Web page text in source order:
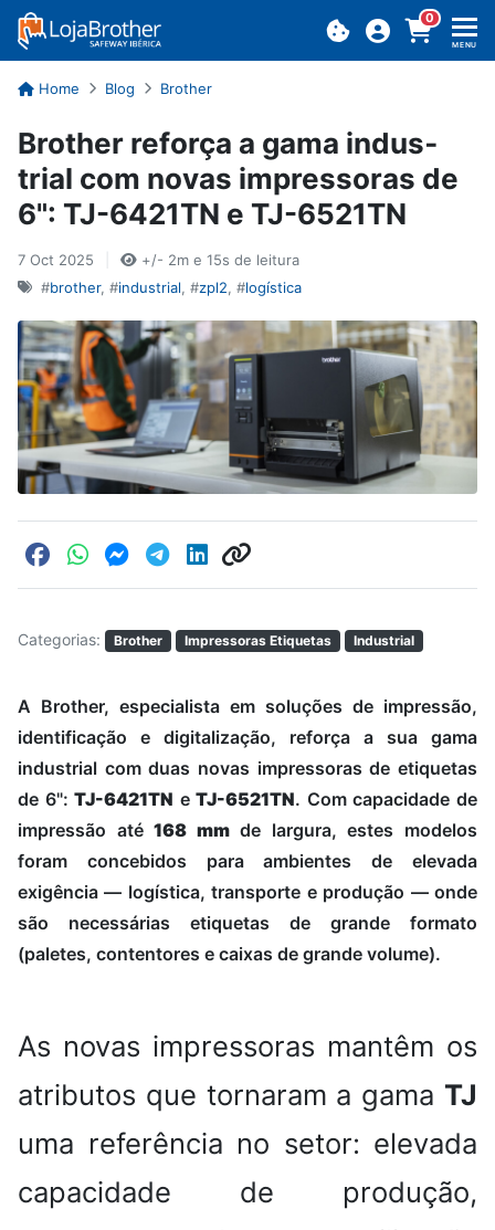
0
MENU
Home Blog Brother
Brother re­força a gama in­dus­
trial com novas im­pres­soras de
6": TJ-6421TN e TJ-6521TN
7 Oct 2025
+/- 2m e 15s de leitura
#brother, #industrial, #zpl2, #logística
Categorias: Brother Impressoras Etiquetas Industrial
A Brother, especialista em soluções de impressão,
identificação e digitalização, reforça a sua gama
industrial com duas novas impressoras de etiquetas
de 6":TJ-6421TN eTJ-6521TN. Com capacidade de
impressão até168 mmde largura, estes modelos
foram concebidos para ambientes de elevada
exigência — logística, transporte e produção — onde
são necessárias etiquetas de grande formato
(paletes, contentores e caixas de grande volume).
As novas impressoras mantêm os
atributos que tornaram a gama TJ
uma referência no setor: elevada
capacidade de produção,